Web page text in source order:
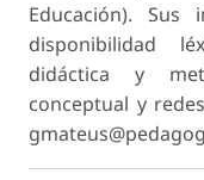
Educación). Sus
disponibilidad
didáctica y
conceptual y